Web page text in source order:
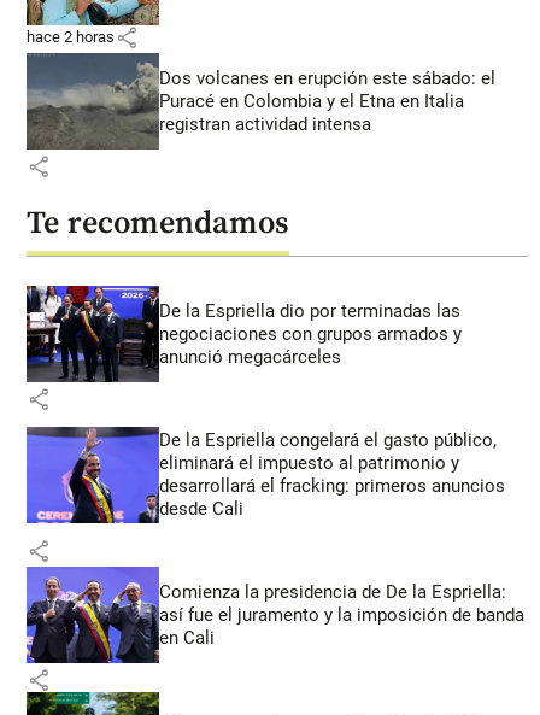
hace 2 horas share
Dos volcanes en erupción este sábado: el
Puracé en Colombia y el Etna en Italia
registran actividad intensa
share
Te recomendamos
De la Espriella dio por terminadas las
negociaciones con grupos armados y
anunció megacárceles
share
De la Espriella congelará el gasto público,
eliminará el impuesto al patrimonio y
desarrollará el fracking: primeros anuncios
desde Cali
share
Comienza la presidencia de De la Espriella:
así fue el juramento y la imposición de banda
en Cali
share